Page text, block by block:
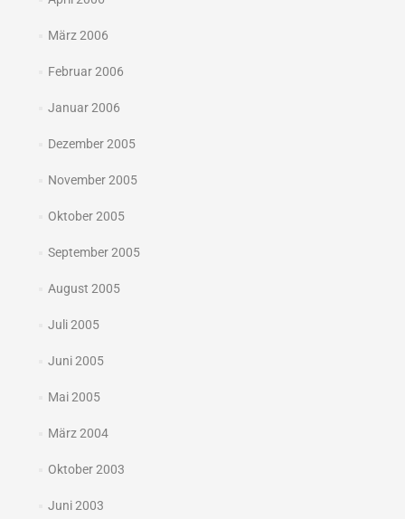
März 2006
Februar 2006
Januar 2006
Dezember 2005
November 2005
Oktober 2005
September 2005
August 2005
Juli 2005
Juni 2005
Mai 2005
März 2004
Oktober 2003
Juni 2003